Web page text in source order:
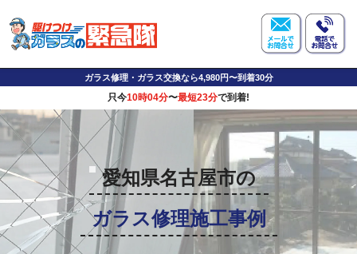
ガラス修理・ガラス交換なら4,980円〜到着30分
只今10時04分〜最短23分で到着!
愛知県名古屋市の
ガラス修理施工事例